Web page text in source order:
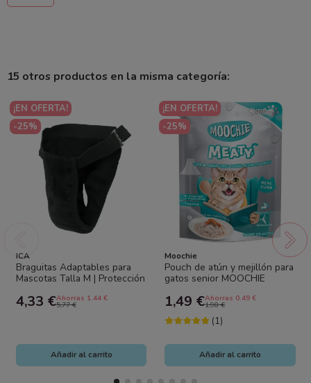
15 otros productos en la misma categoría:
¡EN OFERTA!
-25%
ICA
Braguitas Adaptables para
Mascotas Talla M | Protección
4,33 €Ahorras 1.44 €
5,77 €
Añadir al carrito
¡EN OFERTA!
-25%
Moochie
Pouch de atún y mejillón para
gatos senior MOOCHIE
1,49 €Ahorras 0.49 €
1,98 €
(1)
Añadir al carrito